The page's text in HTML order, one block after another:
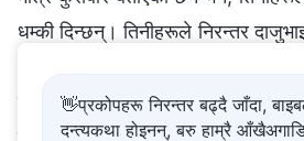
धम्की दिन्छन्। तिनीहरूले निरन्तर
अगुवाहरूलाई धम्की दिन रिपोर्ट गर्ने
यसलाई आफ्नै उद्देश्यहरू हासिल गर्न
👋प्रकोपहरू निरन्तर बढ्दै जाँदा,
दन्त्यकथा होइनन्, बरु हाम्रै